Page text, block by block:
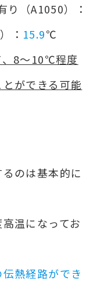
（A1050）：
： 15.9℃
、8～10℃程度
ができる可能
のは基本的に
温になってお
熱経路ができ